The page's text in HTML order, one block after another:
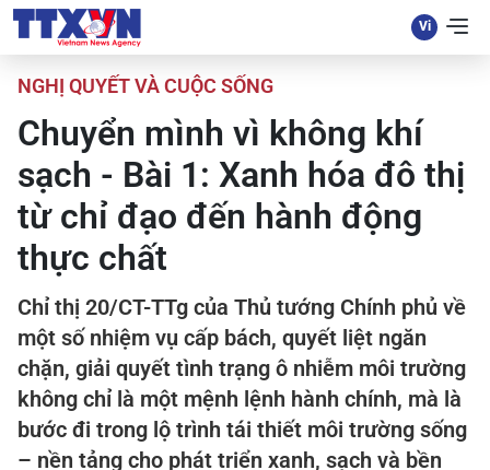
NGHỊ QUYẾT VÀ CUỘC SỐNG
Chuyển mình vì không khí
sạch - Bài 1: Xanh hóa đô thị
từ chỉ đạo đến hành động
thực chất
Chỉ thị 20/CT-TTg của Thủ tướng Chính phủ về
một số nhiệm vụ cấp bách, quyết liệt ngăn
chặn, giải quyết tình trạng ô nhiễm môi trường
không chỉ là một mệnh lệnh hành chính, mà là
bước đi trong lộ trình tái thiết môi trường sống
– nền tảng cho phát triển xanh, sạch và bền